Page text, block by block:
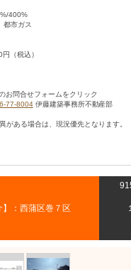
400%
都市ガス
（税込）
お問合せフォームをクリック
77-8004伊藤建築事務所不動産部
がある場合は、現況優先となります。
：西蒲区巻７区